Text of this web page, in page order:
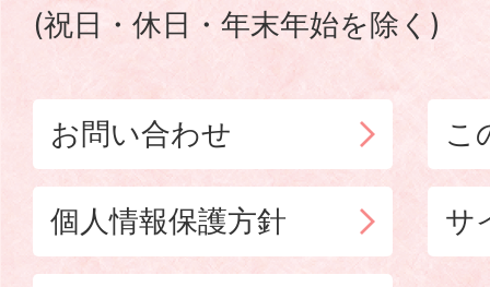
(祝日・休日・年末年始を除く)
お問い合わせ こ
個人情報保護方針 サ